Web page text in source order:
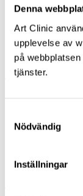
Denna
Art Clinic
upplevelse av
på
tjänster.
Nödvändig
Inställningar
22/12/22
Dr. Per Hedén
Läs mer
Pia är utbildad vid